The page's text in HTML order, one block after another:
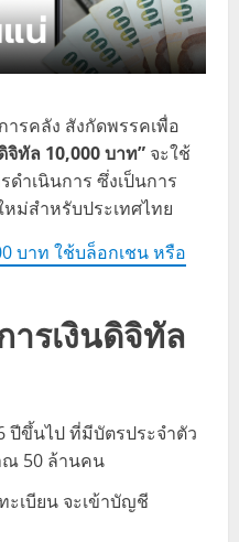
รคลัง สังกัดพรรคเพื่อ
จิทัล 10,000 บาท” จะใช้
ดำเนินการ ซึ่งเป็นการ
ม่สำหรับประเทศไทย
บาท ใช้บล็อกเชน หรือ
รเงินดิจิทัล
ปีขึ้นไป ที่มีบัตรประจำตัว
ณ 50 ล้านคน
ะเบียน จะเข้าบัญชี